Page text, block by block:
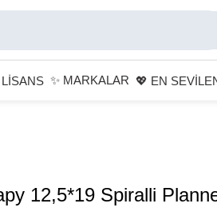
LİSANS ✨ MARKALAR 💖 EN
12,5*19 Spiralli